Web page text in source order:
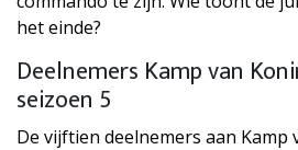
het einde?
Deelnemers Kamp van
seizoen 5
De vijftien deelnemers aan